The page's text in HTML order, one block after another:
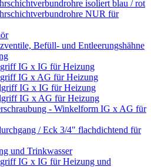
isoliert blau / rot
NUR für
Befüll- und Entleerungshähne
IG x IG für Heizung
IG x AG für Heizung
IG x IG für Heizung
IG x AG für Heizung
- Winkelform IG x AG für
/ Eck 3/4" flachdichtend für
und Trinkwasser
IG x IG für Heizung und